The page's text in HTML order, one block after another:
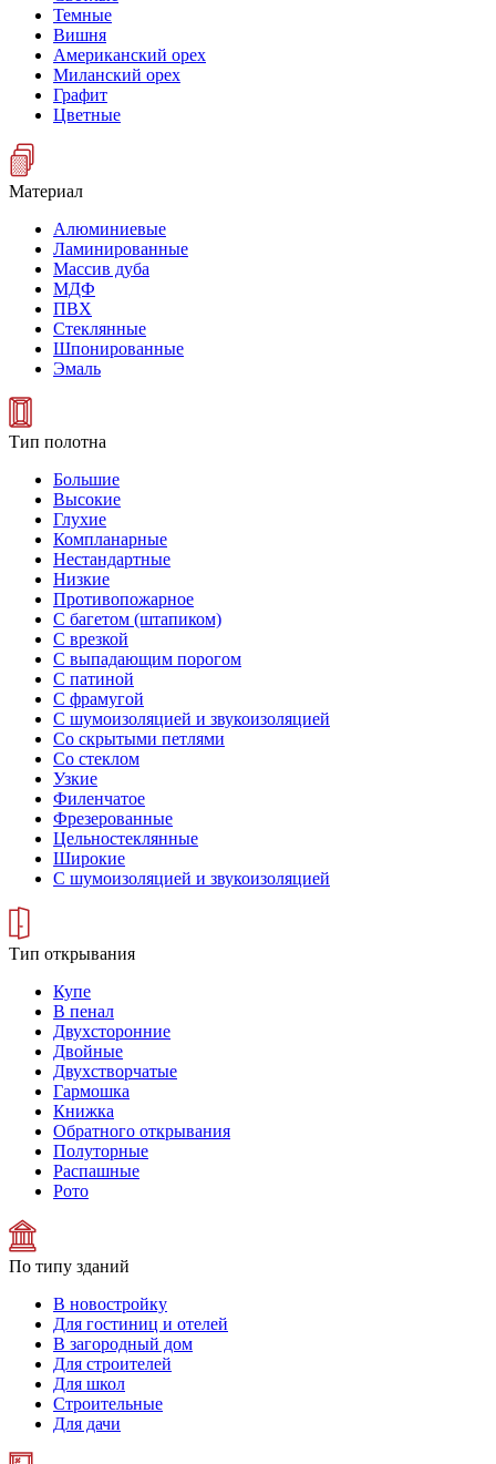
Темные
Вишня
Американский орех
Миланский орех
Графит
Цветные
Материал
Алюминиевые
Ламинированные
Массив дуба
МДФ
ПВХ
Стеклянные
Шпонированные
Эмаль
Тип полотна
Большие
Высокие
Глухие
Компланарные
Нестандартные
Низкие
Противопожарное
С багетом (штапиком)
С врезкой
С выпадающим порогом
С патиной
С фрамугой
С шумоизоляцией и звукоизоляцией
Со скрытыми петлями
Со стеклом
Узкие
Филенчатое
Фрезерованные
Цельностеклянные
Широкие
С шумоизоляцией и звукоизоляцией
Тип открывания
Купе
В пенал
Двухсторонние
Двойные
Двухстворчатые
Гармошка
Книжка
Обратного открывания
Полуторные
Распашные
Рото
По типу зданий
В новостройку
Для гостиниц и отелей
В загородный дом
Для строителей
Для школ
Строительные
Для дачи